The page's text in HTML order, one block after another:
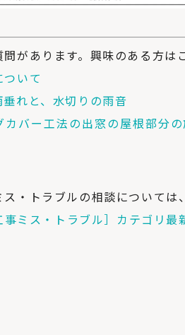
があります。興味のある方は
いて
れと、水切りの雨音
カバー工法の出窓の屋根部分
・トラブルの相談については
ミス・トラブル］カテゴリ最